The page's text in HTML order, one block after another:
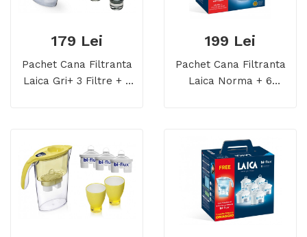
179 Lei
Pachet Cana Filtranta
Laica Gri+ 3 Filtre + 2
199 Lei
Pachet Cana Filtranta
Laica Norma + 6